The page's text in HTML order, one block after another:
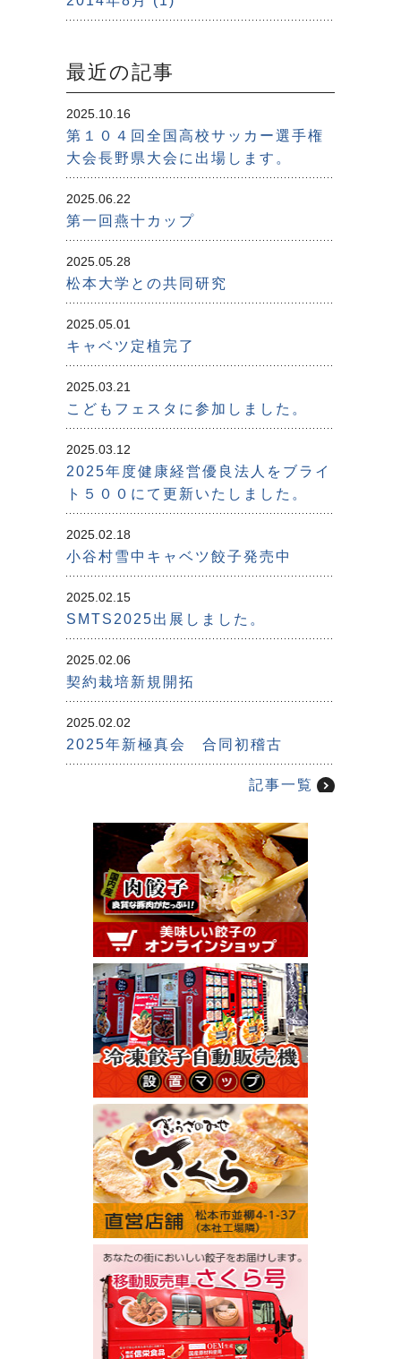
最近の記事
2025.10.16
第１０４回全国高校サッカー選手権
大会長野県大会に出場します。
2025.06.22
第一回燕十カップ
2025.05.28
松本大学との共同研究
2025.05.01
キャベツ定植完了
2025.03.21
こどもフェスタに参加しました。
2025.03.12
2025年度健康経営優良法人をブライ
ト５００にて更新いたしました。
2025.02.18
小谷村雪中キャベツ餃子発売中
2025.02.15
SMTS2025出展しました。
2025.02.06
契約栽培新規開拓
2025.02.02
2025年新極真会 合同初稽古
記事一覧